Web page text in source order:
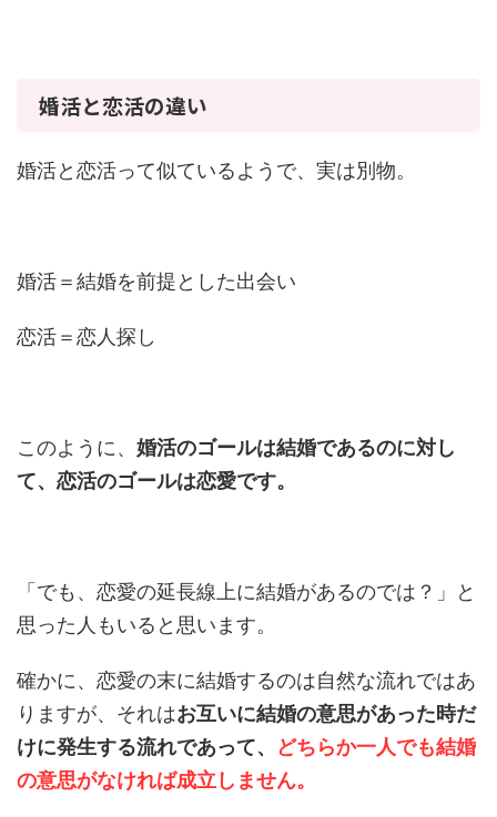
婚活と恋活の違い
婚活と恋活って似ているようで、実は別物。
婚活＝結婚を前提とした出会い
恋活＝恋人探し
このように、 婚活のゴールは結婚であるのに対し
て、恋活のゴールは恋愛です。
「でも、恋愛の延長線上に結婚があるのでは？」と
思った人もいると思います。
確かに、恋愛の末に結婚するのは自然な流れではあ
りますが、それはお互いに結婚の意思があった時だ
けに発生する流れであって、
どちらか一人でも結婚
の意思がなければ成立しません。